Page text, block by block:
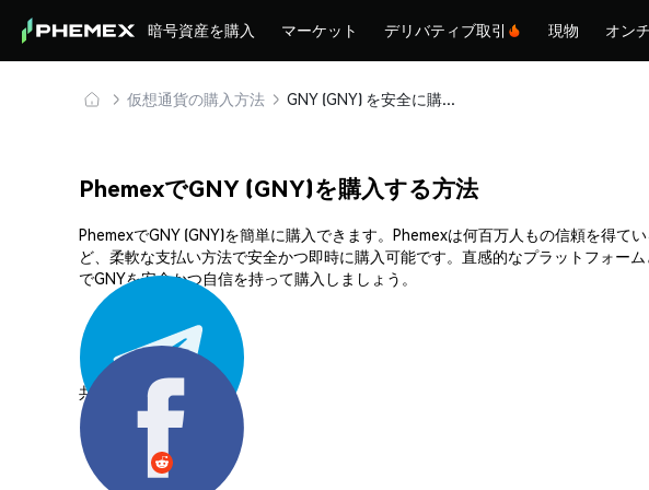
暗号資産を購入 マーケット デリバティブ取引 現物 オン
仮想通貨の購入方法 GNY (GNY) を安全に購入・保管
PhemexでGNY (GNY)を購入する方法
PhemexでGNY (GNY)を簡単に購入できます。Phemexは何百万人もの信頼を得
ど、柔軟な支払い方法で安全かつ即時に購入可能です。直感的なプラットフォー
でGNYを安全かつ自信を持って購入しましょう。
共有する: